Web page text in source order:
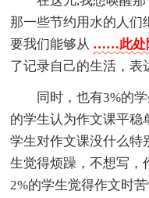
那一些节约用水的人们
要我们能够从 ……此处
了记录自己的生活，表
同时，也有3%的
的学生认为作文课平稳
学生对作文课没什么特
生觉得烦躁，不想写，
2%的学生觉得作文时